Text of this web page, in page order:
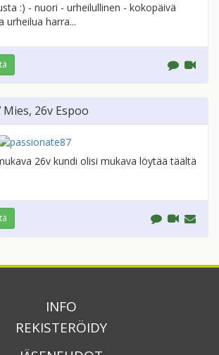
:) - nuori - urheilullinen - kokopäivä
urheilua harra...
Mies, 26v Espoo
26v kundi olisi mukava löytää täältä
INFO
REKISTERÖIDY